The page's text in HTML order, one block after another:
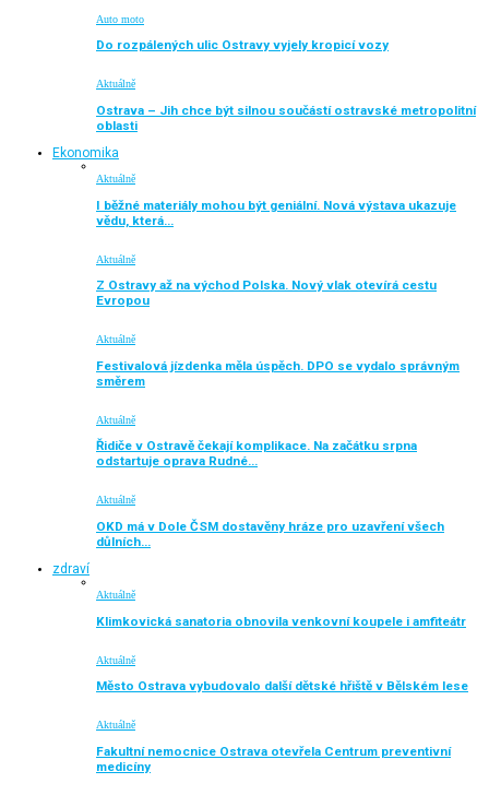
Auto moto
Do rozpálených ulic Ostravy vyjely kropicí vozy
Aktuálně
Ostrava – Jih chce být silnou součástí ostravské metropolitní
oblasti
Ekonomika
Aktuálně
I běžné materiály mohou být geniální. Nová výstava ukazuje
vědu, která…
Aktuálně
Z Ostravy až na východ Polska. Nový vlak otevírá cestu
Evropou
Aktuálně
Festivalová jízdenka měla úspěch. DPO se vydalo správným
směrem
Aktuálně
Řidiče v Ostravě čekají komplikace. Na začátku srpna
odstartuje oprava Rudné…
Aktuálně
OKD má v Dole ČSM dostavěny hráze pro uzavření všech
důlních…
zdraví
Aktuálně
Klimkovická sanatoria obnovila venkovní koupele i amfiteátr
Aktuálně
Město Ostrava vybudovalo další dětské hřiště v Bělském lese
Aktuálně
Fakultní nemocnice Ostrava otevřela Centrum preventivní
medicíny